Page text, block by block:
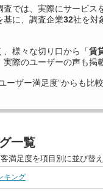
査では、実際にサービス
基に、調査企業32社を対
様々な切り口から「賃
際のユーザーの声も掲
ーザー満足度”からも比
一覧
満足度を項目別に並び替
キング